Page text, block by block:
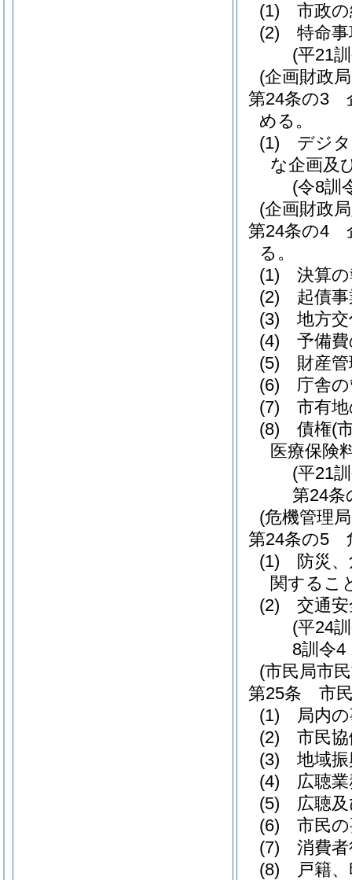
(1)
市政
(2)
特命
(平21
(企画財政
第24条の3
める。
(1)
デジ
な企画及
(令8訓
(企画財政
第24条の4
る。
(1)
決算
(2)
起債
(3)
地方
(4)
予備
(5)
財産
(6)
庁舎
(7)
市有
(8)
債権(
医療保険
(平21
第24条
(危機管理
第24条の5
(1)
防災
関するこ
(2)
交通
(平24
8訓令4
(市民局市
第25条
市
(1)
局内
(2)
市民
(3)
地域
(4)
広聴
(5)
広聴
(6)
市民
(7)
消費
(8)
戸籍